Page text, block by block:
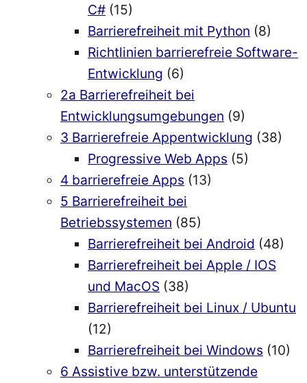
C# (15)
Barrierefreiheit mit Python (8)
Richtlinien barrierefreie Software-
Entwicklung (6)
2a Barrierefreiheit bei
Entwicklungsumgebungen (9)
3 Barrierefreie Appentwicklung (38)
Progressive Web Apps (5)
4 barrierefreie Apps (13)
5 Barrierefreiheit bei
Betriebssystemen (85)
Barrierefreiheit bei Android (48)
Barrierefreiheit bei Apple / IOS
und MacOS (38)
Barrierefreiheit bei Linux / Ubuntu
(12)
Barrierefreiheit bei Windows (10)
6 Assistive bzw. unterstützende